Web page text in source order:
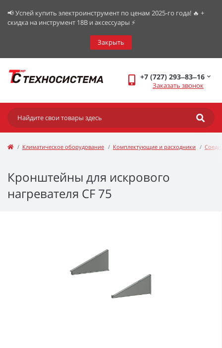
📢 Успей купить электроинструмент по ценам 2025-го года! 🔥 +
скидка на инструмент 18В и аксессуары ⚡️
Закрыть
+7 (727) 293‒83‒16
Заказать звонок
Климатическое оборудование Комплектующие и расходники
Кронштейны для искрового
нагревателя CF 75